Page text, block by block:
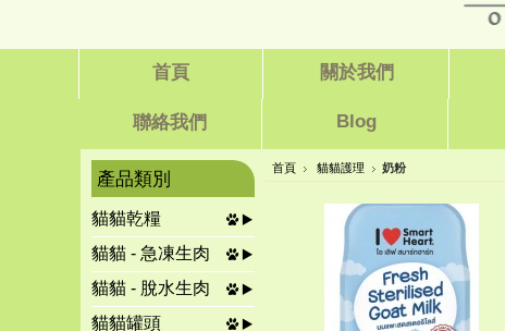
首頁 關於我們
聯絡我們 Blog
產品類別
貓貓乾糧
貓貓 - 急凍生肉
貓貓 - 脫水生肉
貓貓罐頭
首頁 貓貓護理 奶粉